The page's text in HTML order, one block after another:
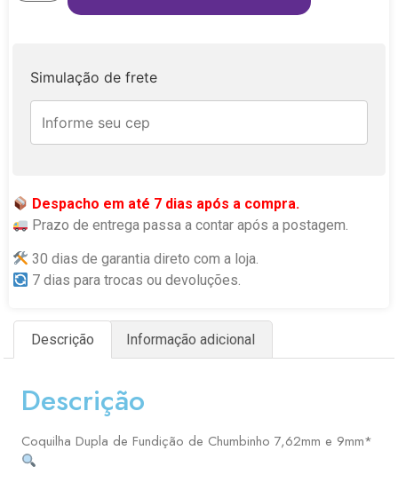
Simulação de frete
Despacho em até 7 dias após a compra.
Prazo de entrega passa a contar após a postagem.
30 dias de garantia direto com a loja.
7 dias para trocas ou devoluções.
Descrição Informação adicional
Descrição
Coquilha Dupla de Fundição de Chumbinho 7,62mm e 9mm*